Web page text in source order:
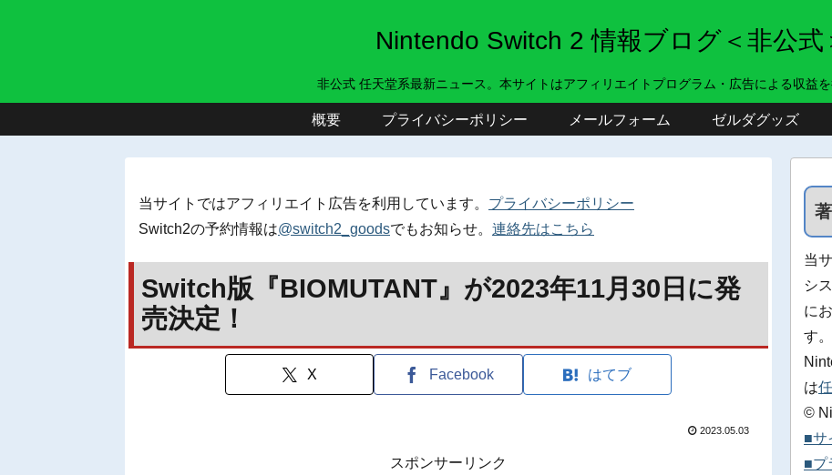
Nintendo Switch 2 情報ブログ＜非公式
非公式 任天堂系最新ニュース。本サイトはアフィリエイトプログラム・広告による収益を
概要 プライバシーポリシー メールフォーム ゼルダグッズ
当サイトではアフィリエイト広告を利用しています。 プライバシーポリシー
Switch2の予約情報は@switch2_goodsでもお知らせ。 連絡先はこちら
Switch版『BIOMUTANT』が2023年11月30日に発
売決定！
X Facebook はてブ
2023.05.03
スポンサーリンク
当
シ
に
す。
は
©
■サ
■プ